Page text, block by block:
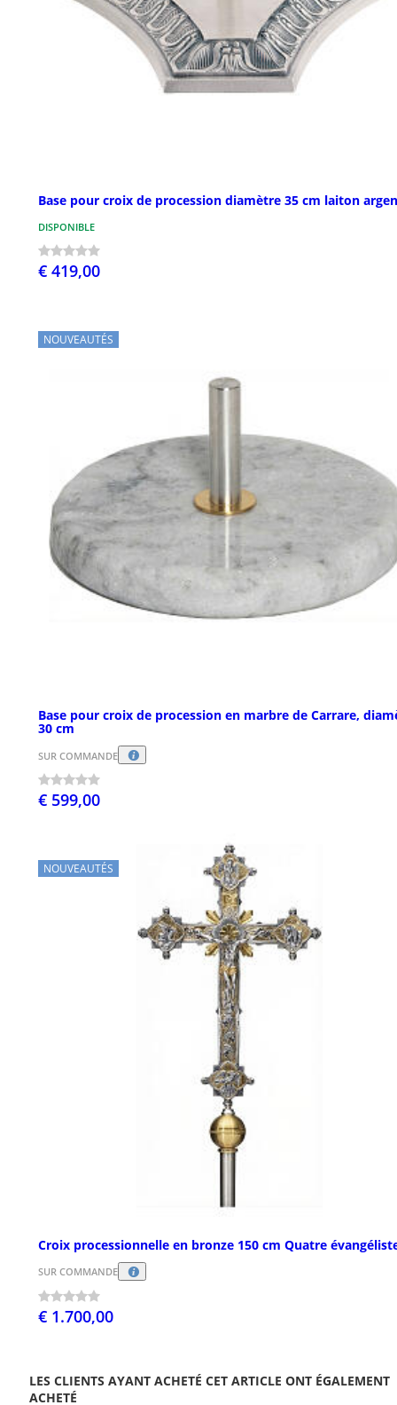
Base pour croix de procession diamètre 35 cm laiton
DISPONIBLE
€ 419,00
NOUVEAUTÉS
Base pour croix de procession en marbre de Carrare,
30 cm
SUR COMMANDE
€ 599,00
NOUVEAUTÉS
Croix processionnelle en bronze 150 cm Quatre
SUR COMMANDE
€ 1.700,00
LES CLIENTS AYANT ACHETÉ CET ARTICLE ONT ÉGALEMENT
ACHETÉ